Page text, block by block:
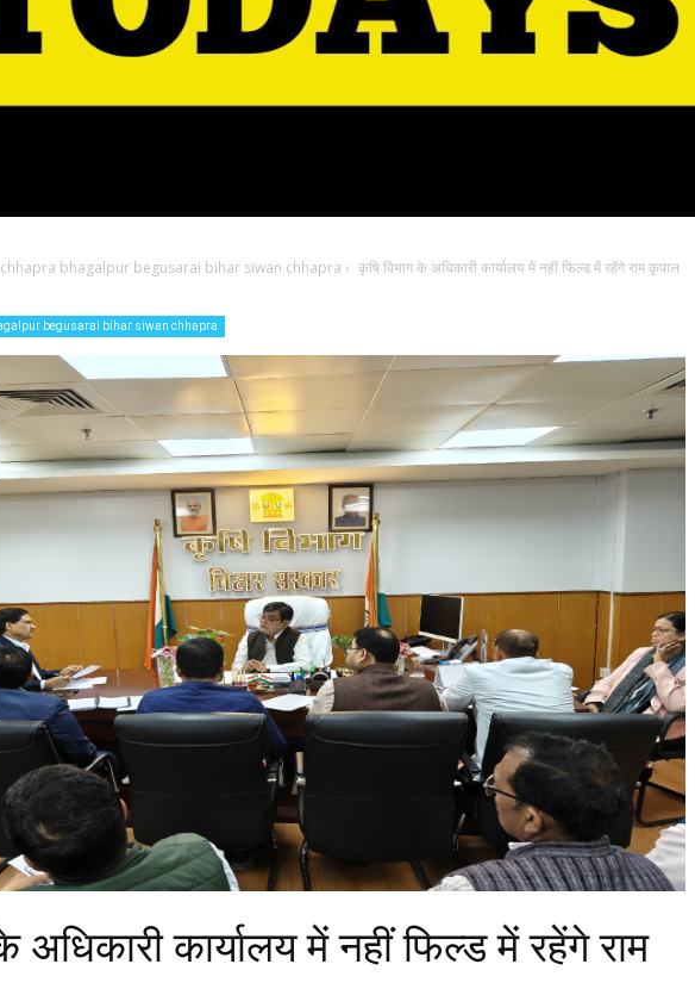
bhagalpur begusarai bihar siwan chhapra › कृषि विभाग के अधिकारी कार्यालय में नहीं फिल्ड में रहेंगे राम कृपाल
begusarai bihar siwan chhapra
अधिकारी कार्यालय में नहीं फिल्ड में रहेंगे राम